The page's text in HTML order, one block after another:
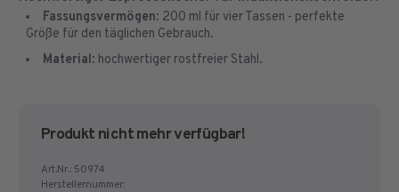
5
Sternen.
Fassungsvermögen: 200 ml für vier Tassen - perfekte
Größe für den täglichen Gebrauch.
Material: hochwertiger rostfreier Stahl.
Produkt nicht mehr verfügbar!
Art.Nr.:50974
Herstellernummer: